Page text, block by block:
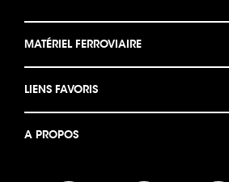
MATÉRIEL FERROVIAIRE
Autorails
LIENS FAVORIS
A PROPOS